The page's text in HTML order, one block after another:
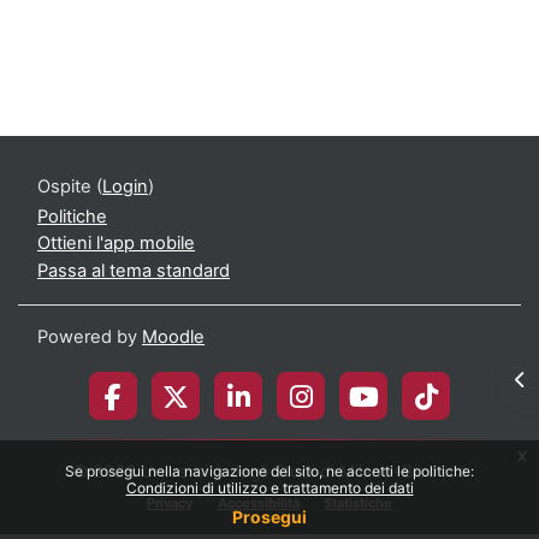
Se prosegui nella navigazione del sito, ne accetti le politiche:
Condizioni di utilizzo e trattamento dei dati
Prosegui
x
Ospite (Login)
Politiche
Ottieni l'app mobile
Passa al tema standard
Powered by Moodle
© 2026 Università degli Studi di Milano-Bicocca